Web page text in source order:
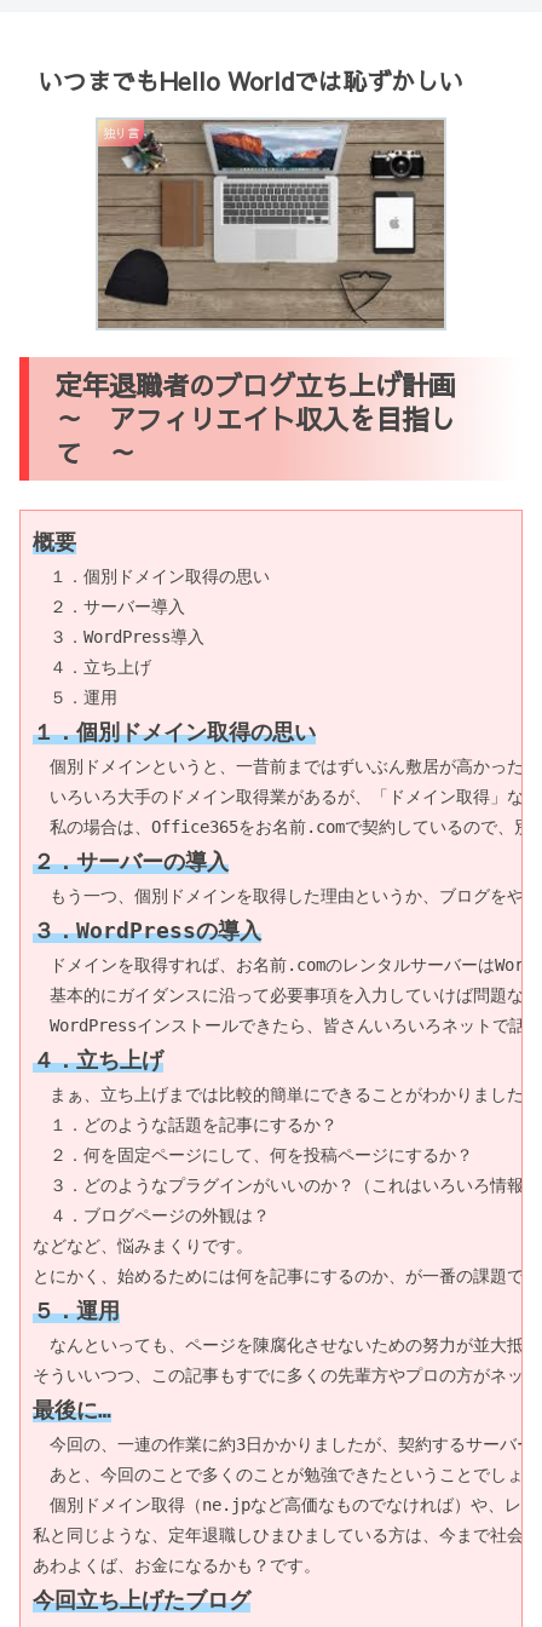
いつまでもHello Worldでは恥ずかしい
独り言
定年退職者のブログ立ち上げ計画
～ アフィリエイト収入を目指し
て ～
概要
１．個別ドメイン取得の思い
２．サーバー導入
３．WordPress導入
４．立ち上げ
１．個別ドメイン取得の思い
個別ドメインというと、一昔前まではずいぶん敷居が高かった
いろいろ大手のドメイン取得業があるが、「ドメイン取得」な
２．サーバーの導入
３．WordPressの導入
ドメインを取得すれば、お名前.comのレンタルサーバーは
基本的にガイダンスに沿って必要事項を入力していけば問題な
４．立ち上げ
まぁ、立ち上げまでは比較的簡単にできることがわかりました
１．どのような話題を記事にするか？
２．何を固定ページにして、何を投稿ページにするか？
３．どのようなプラグインがいいのか？（これはいろいろ情報
４．ブログページの外観は？
などなど、悩みまくりです。
５．運用
なんといっても、ページを陳腐化させないための努力が並大抵
最後に…
今回の、一連の作業に約3日かかりましたが、契約するサーバ
あと、今回のことで多くのことが勉強できたということでしょ
個別ドメイン取得（ne.jpなど高価なものでなければ）や、レ
私と同じような、定年退職しひまひましている方は、今まで社会
今回立ち上げたブログ